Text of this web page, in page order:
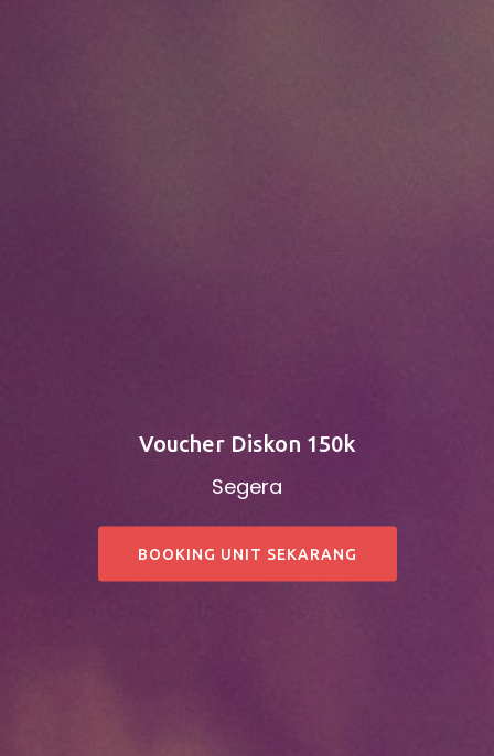
Voucher Diskon 150k
Segera
BOOKING UNIT SEKARANG